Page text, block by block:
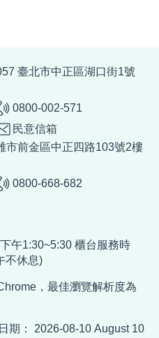
臺北市中正區湖口街1號
0800-002-571
民意信箱
市前金區中正四路103號2樓
0800-668-682
午1:30~5:30 櫃台服務時
不休息)
，最佳瀏覽解析度為
期： 2026-08-10 August 10